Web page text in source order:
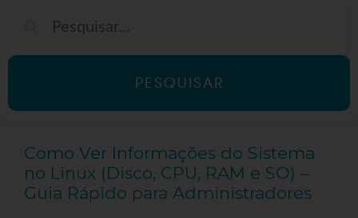
PESQUISAR
Como Ver Informações do Sistema
no Linux (Disco, CPU, RAM e SO) –
Guia Rápido para Administradores